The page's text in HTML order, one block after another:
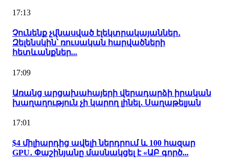
17:13
Չունենք չվնասված էլեկտրակայաններ․
Զելենսկին՝ ռուսական հարվածների
հետևանքներ...
17:09
Առանց արցախահայերի վերադարձի իրական
խաղաղություն չի կարող լինել․ Սաղաթելյան
17:01
$4 միլիարդից ավելի ներդրում և 100 հազար
GPU․ Փաշինյանը մասնակցել է «ԱԲ գործ...